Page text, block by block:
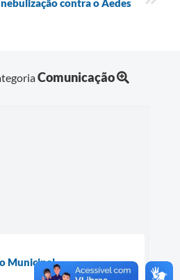
Comunicação
Municipal